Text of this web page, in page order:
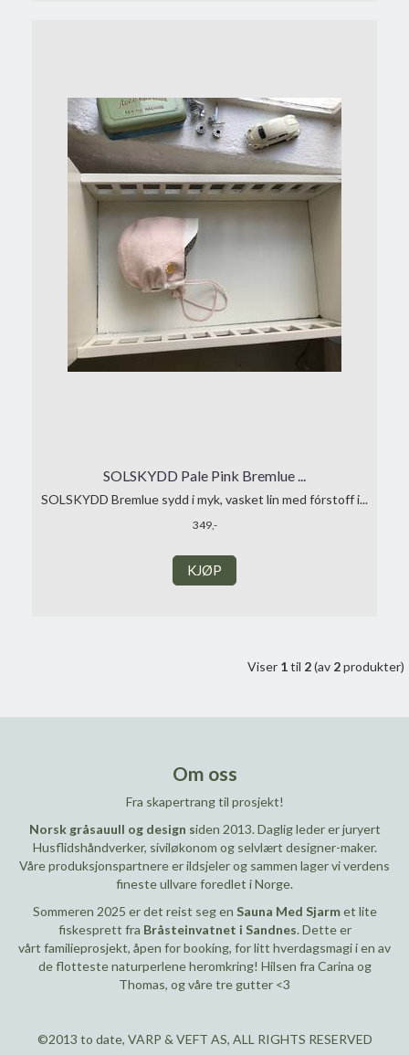
SOLSKYDD Pale Pink Bremlue ...
SOLSKYDD Bremlue sydd i myk, vasket lin med fórstoff i...
349,-
KJØP
Viser 1til 2(av 2produkter)
Om oss
Fra skapertrang til prosjekt!
Norsk gråsauull og design siden 2013. Daglig leder er juryert
Husflidshåndverker, siviløkonom og selvlært designer-maker.
Våre produksjonspartnere er ildsjeler og sammen lager vi verdens
fineste ullvare foredlet i Norge.
Sommeren 2025 er det reist seg en Sauna Med Sjarmet lite
fiskesprett fra Bråsteinvatnet i Sandnes. Dette er
vårt familieprosjekt, åpen for booking, for litt hverdagsmagi i en av
de flotteste naturperlene heromkring! Hilsen fra Carina og
Thomas, og våre tre gutter <3
©2013 to date, VARP & VEFT AS, ALL RIGHTS RESERVED